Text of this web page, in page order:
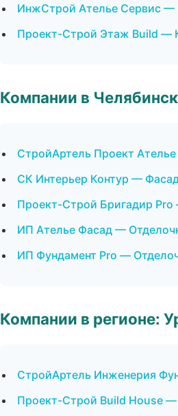
ИнжСтрой Ателье Сервис —
Проект-Строй Этаж Build —
Компании в Челябинск
СтройАртель Проект
СК Интерьер Контур —
Проект-Строй Бригадир
ИП Ателье Фасад —
ИП Фундамент Pro —
Компании в регионе:
СтройАртель Инженерия
Проект-Строй Build House —